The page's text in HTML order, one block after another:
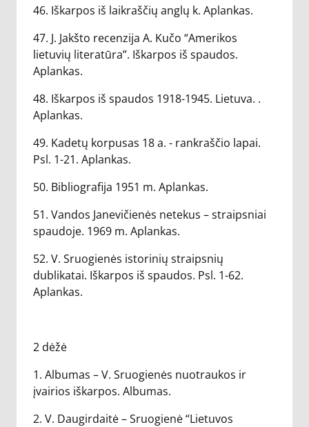
46. Iškarpos iš laikraščių anglų k. Aplankas.
47. J. Jakšto recenzija A. Kučo “Amerikos
lietuvių literatūra”. Iškarpos iš spaudos.
Aplankas.
48. Iškarpos iš spaudos 1918-1945. Lietuva. .
Aplankas.
49. Kadetų korpusas 18 a. - rankraščio lapai.
Psl. 1-21. Aplankas.
50. Bibliografija 1951 m. Aplankas.
51. Vandos Janevičienės netekus – straipsniai
spaudoje. 1969 m. Aplankas.
52. V. Sruogienės istorinių straipsnių
dublikatai. Iškarpos iš spaudos. Psl. 1-62.
Aplankas.
2 dėžė
1. Albumas – V. Sruogienės nuotraukos ir
įvairios iškarpos. Albumas.
2. V. Daugirdaitė – Sruogienė “Lietuvos